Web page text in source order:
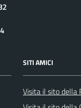
SITI AMICI
Visita il sito della